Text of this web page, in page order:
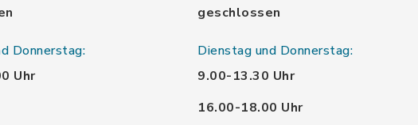
Donnerstag:
Uhr
geschlossen
Dienstag und Donnerstag:
9.00-13.30 Uhr
16.00-18.00 Uhr